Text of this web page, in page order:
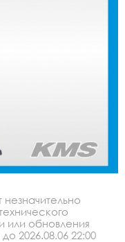
или обновления
2026.08.06 22:00